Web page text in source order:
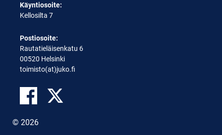
Käyntiosoite:
Kellosilta 7
Postiosoite:
Rautatieläisenkatu 6
00520 Helsinki
toimisto(at)juko.fi
© 2026